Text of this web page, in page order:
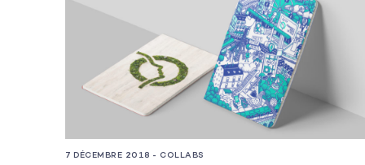
Les projets
Les
7 DÉCEMBRE 2018 - COLLABS